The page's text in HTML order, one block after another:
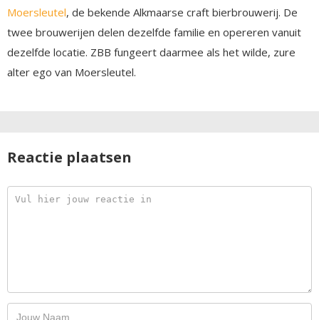
Moersleutel, de bekende Alkmaarse craft bierbrouwerij. De
twee brouwerijen delen dezelfde familie en opereren vanuit
dezelfde locatie. ZBB fungeert daarmee als het wilde, zure
alter ego van Moersleutel.
Reactie plaatsen